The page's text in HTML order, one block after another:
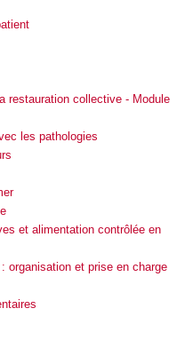
restauration collective - Module
les pathologies
et alimentation contrôlée en
organisation et prise en charge